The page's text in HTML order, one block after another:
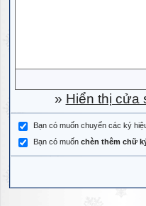
» Hiển thị cửa
Bạn có muốn chuyển các ký
Bạn có muốn chèn thêm chữ